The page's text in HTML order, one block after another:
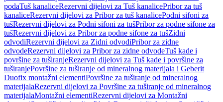
podaTuš kanaliceRezervni dijelovi za Tuš kanalicePribor za tuš
kanaliceRezervni dijelovi za Pribor za tuš kanalicePodni sifoni za
tušRezervni dijelovi za Podni sifoni za tušPribor za podne sifone za
tušRezervni dijelovi za Pribor za podne sifone za tušZidni
odvodiRezervni dijelovi za Zidni odvodiPribor za zidne
odvodeRezervni dijelovi za Pribor za zidne odvodeTuš kade i
površine za tuširanjeRezervni dijelovi za Tuš kade i površine za
tuširanjePovršine za tuširanje od mineralnog materijala i Geberit
Duofix montažni elementiPovršine za tuširanje od mineralnog
materijalaRezervni dijelovi za Površine za tuširanje od mineralnog
materijalaMontažni elementiRezervni dijelovi za Montažni